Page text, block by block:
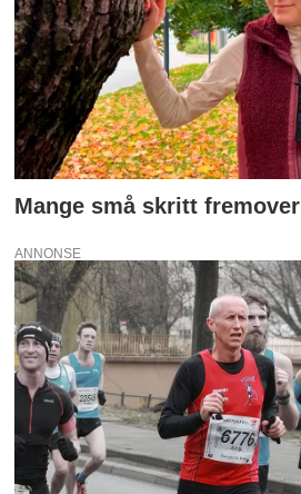
Mange små skritt fremover
ANNONSE